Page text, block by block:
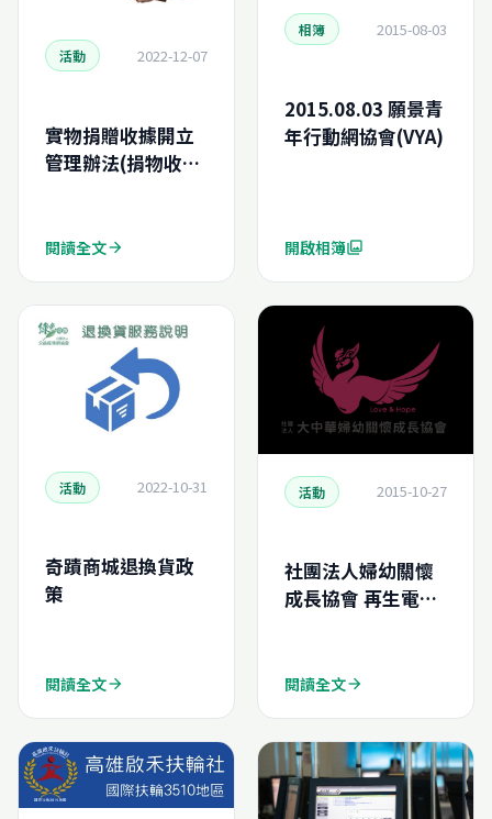
活動 2022-12-07
實物捐贈收據開立
管理辦法(捐物收
閱讀全文arrow_forward
相簿 2015-08-03
2015.08.03 願景青
年行動網協會(VYA)
開啟相簿photo_library
活動 2022-10-31
奇蹟商城退換貨政
策
閱讀全文arrow_forward
活動 2015-10-27
社團法人婦幼關懷
成長協會 再生電腦
閱讀全文arrow_forward